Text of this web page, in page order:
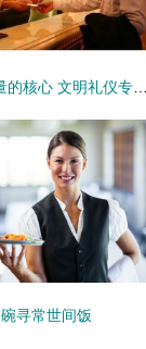
寻常世间饭